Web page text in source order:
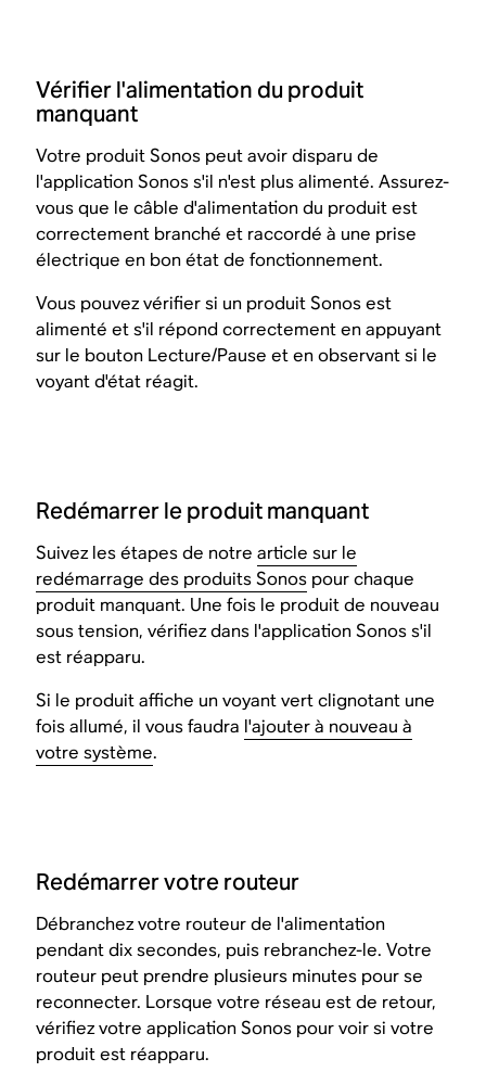
Vérifier l'alimentation du produit
manquant
Votre produit Sonos peut avoir disparu de
l'application Sonos s'il n'est plus alimenté. Assurez-
vous que le câble d'alimentation du produit est
correctement branché et raccordé à une prise
électrique en bon état de fonctionnement.
Vous pouvez vérifier si un produit Sonos est
alimenté et s'il répond correctement en appuyant
sur le bouton Lecture/Pause et en observant si le
voyant d'état réagit.
Redémarrer le produit manquant
Suivez les étapes de notrearticle sur le
redémarrage des produits Sonos pour chaque
produit manquant. Une fois le produit de nouveau
sous tension, vérifiez dans l'application Sonos s'il
est réapparu.
Si le produit affiche un voyant vert clignotant une
fois allumé, il vous faudra l'ajouter à nouveau à
votre système.
Redémarrer votre routeur
Débranchez votre routeur de l'alimentation
pendant dix secondes, puis rebranchez-le. Votre
routeur peut prendre plusieurs minutes pour se
reconnecter. Lorsque votre réseau est de retour,
vérifiez votre application Sonos pour voir si votre
produit est réapparu.